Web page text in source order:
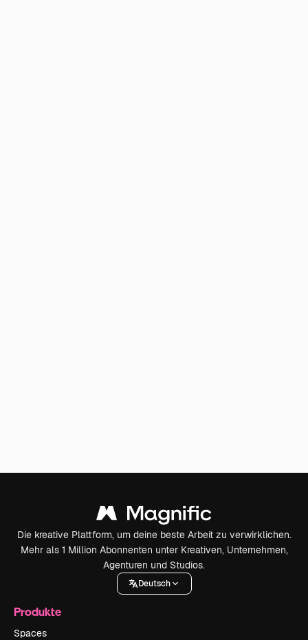
Die kreative Plattform, um deine beste Arbeit zu verwirklichen.
Mehr als 1 Million Abonnenten unter Kreativen, Unternehmen,
Agenturen und Studios.
Deutsch
Produkte
Spaces